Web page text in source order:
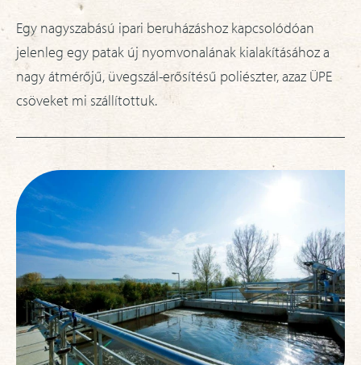
Egy nagyszabású ipari beruházáshoz kapcsolódóan
jelenleg egy patak új nyomvonalának kialakításához a
nagy átmérőjű, üvegszál-erősítésű poliészter, azaz ÜPE
csöveket mi szállítottuk.